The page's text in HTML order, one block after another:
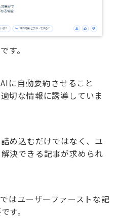
す。
に自動要約させること
切な情報に誘導していま
め込むだけではなく、ユ
決できる記事が求められ
はユーザーファーストな記
す。